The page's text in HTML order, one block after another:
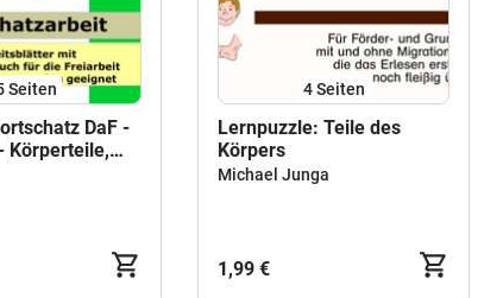
Seiten
DaF -
Körperteile,
Farben,
4Seiten
Lernpuzzle: Teile des
Körpers
Michael Junga
1,99 €